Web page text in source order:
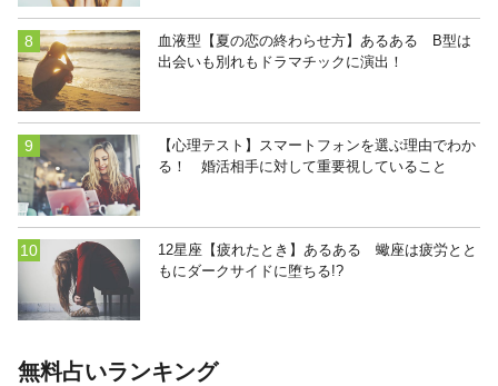
血液型【夏の恋の終わらせ方】あるある B型は
出会いも別れもドラマチックに演出！
【心理テスト】スマートフォンを選ぶ理由でわか
る！ 婚活相手に対して重要視していること
12星座【疲れたとき】あるある 蠍座は疲労とと
もにダークサイドに堕ちる!?
無料占いランキング